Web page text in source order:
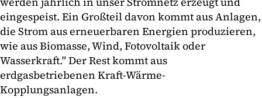
eingespeist. Ein Großteil davon kommt aus Anlagen,
die Strom aus erneuerbaren Energien produzieren,
wie aus Biomasse, Wind, Fotovoltaik oder
Wasserkraft." Der Rest kommt aus
erdgasbetriebenen Kraft-Wärme-
Kopplungsanlagen.